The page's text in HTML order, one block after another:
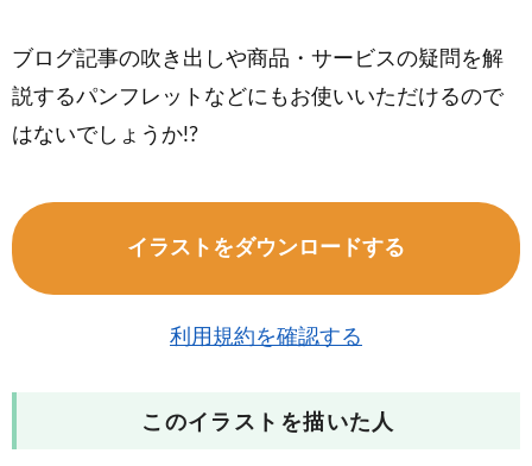
ブログ記事の吹き出しや商品・サービスの疑問を解
説するパンフレットなどにもお使いいただけるので
はないでしょうか!?
イラストをダウンロードする
利用規約を確認する
このイラストを描いた人